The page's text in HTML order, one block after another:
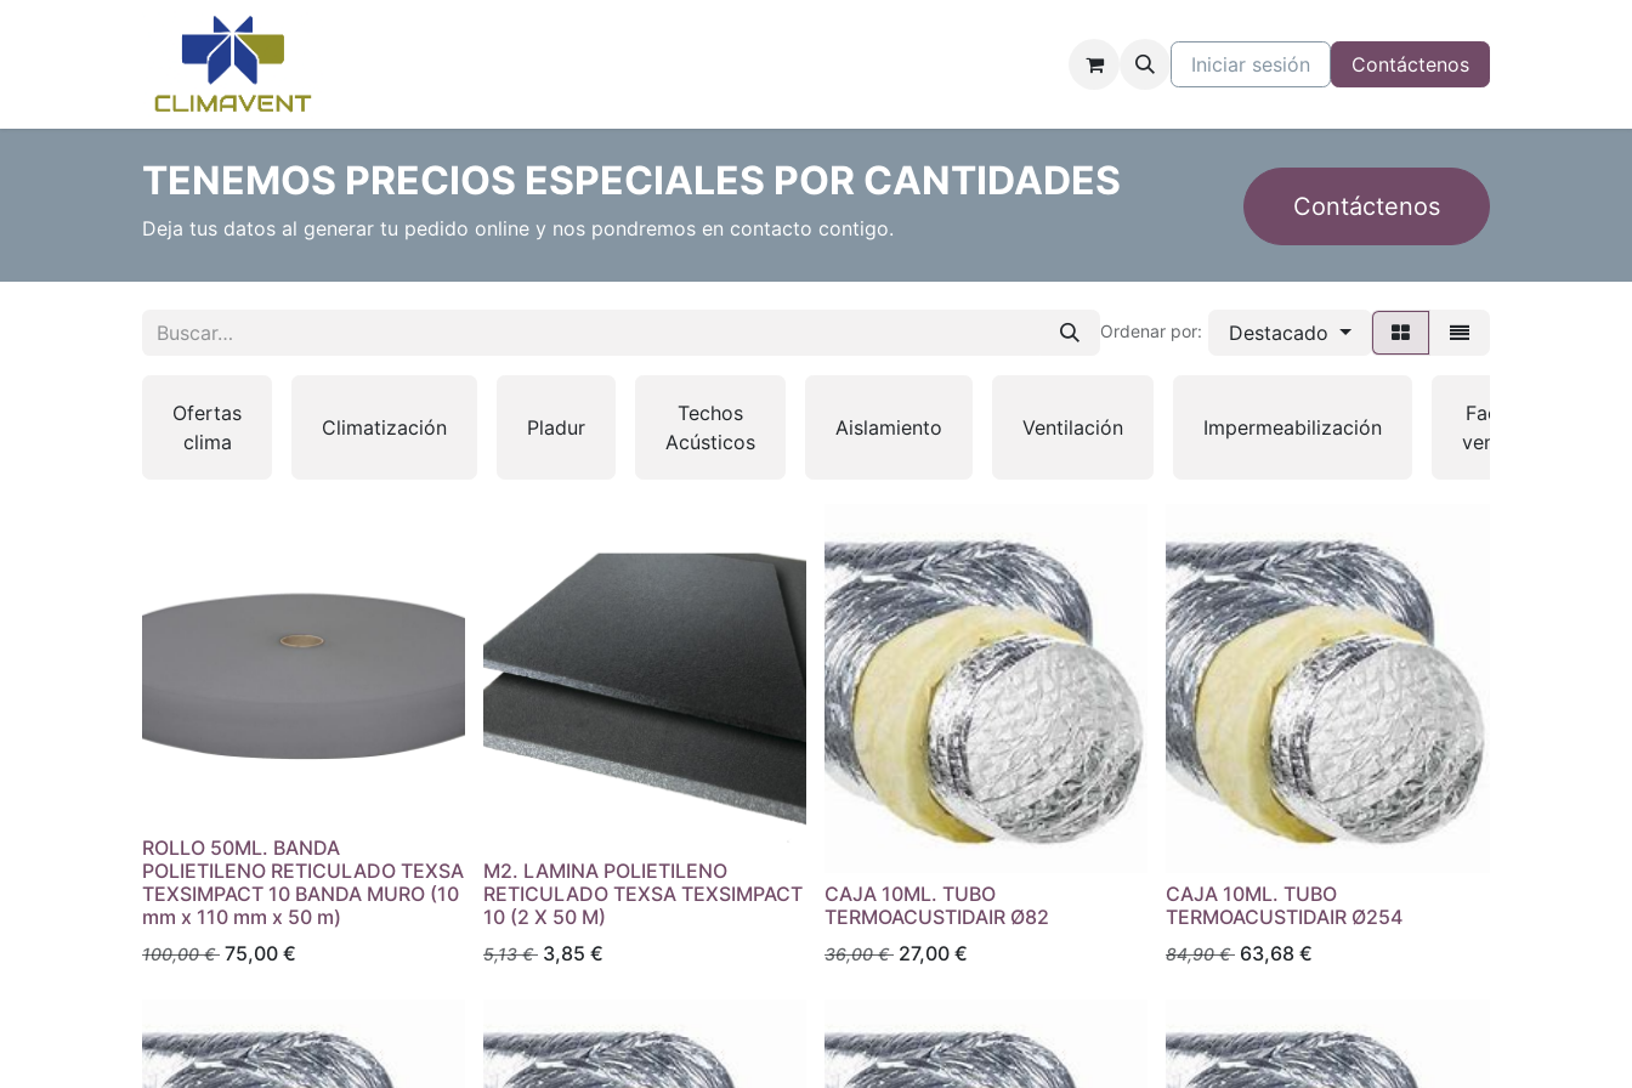
Iniciar sesión Contáctenos
TENEMOS PRECIOS ESPECIALES POR CANTIDADES
Deja tus datos al generar tu pedido online y nos pondremos en contacto contigo.
Contáctenos
Ordenar por: Destacado
Ofertas
clima
Climatización Pladur
Techos
Acústicos
Aislamiento Ventilación Impermeabilización
Fachada
ventilada
ROLLO 50ML. BANDA
POLIETILENO RETICULADO TEXSA
TEXSIMPACT 10 BANDA MURO (10
mm x 110 mm x 50 m)
100,00€ 75,00 €
M2. LAMINA POLIETILENO
RETICULADO TEXSA TEXSIMPACT
10 (2 X 50 M)
5,13€ 3,85 €
CAJA 10ML. TUBO
TERMOACUSTIDAIR Ø82
36,00€ 27,00 €
CAJA 10ML. TUBO
TERMOACUSTIDAIR Ø254
84,90€ 63,68 €